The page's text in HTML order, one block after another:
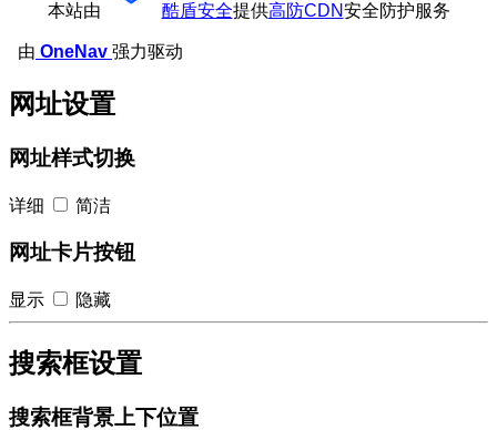
本站由 酷盾安全提供高防CDN安全防护服务
由 OneNav 强力驱动
网址设置
网址样式切换
详细 简洁
网址卡片按钮
显示 隐藏
搜索框设置
搜索框背景上下位置